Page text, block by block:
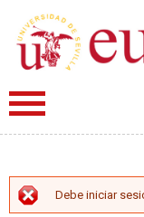
Debe iniciar